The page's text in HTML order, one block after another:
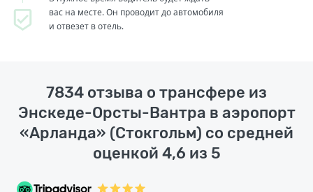
вас на месте. Он проводит до автомобиля
и отвезет в отель.
7834 отзыва о трансфере из
Энскеде-Орсты-Вантра в аэропорт
«Арланда» (Стокгольм) со средней
оценкой 4,6 из 5